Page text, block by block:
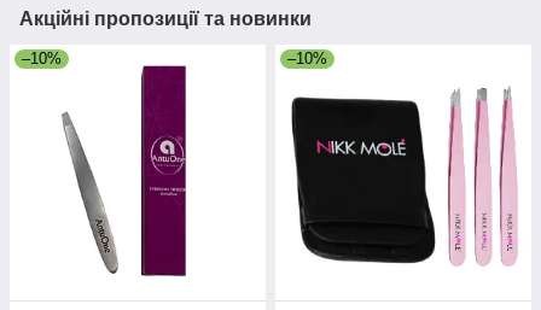
Акційні пропозиції та новинки
–10% –10%